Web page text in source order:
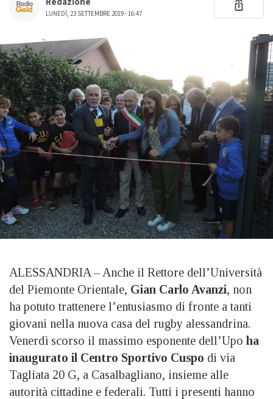
LUNEDÌ, 23 SETTEMBRE 2019 - 16:47
ALESSANDRIA – Anche il Rettore dell’Università
del Piemonte Orientale, Gian Carlo Avanzi, non
ha potuto trattenere l’entusiasmo di fronte a tanti
giovani nella nuova casa del rugby alessandrina.
Venerdì scorso il massimo esponente dell’Upo ha
inaugurato il Centro Sportivo Cuspo di via
Tagliata 20 G, a Casalbagliano, insieme alle
autorità cittadine e federali. Tutti i presenti hanno